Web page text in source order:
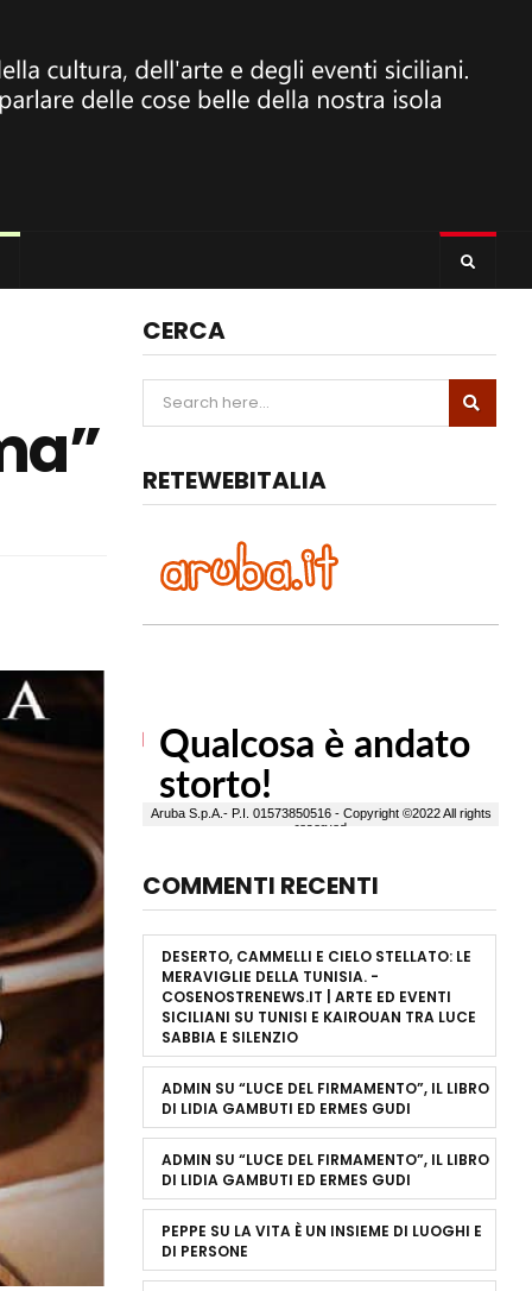
CERCA
RETEWEBITALIA
COMMENTI RECENTI
DESERTO, CAMMELLI E CIELO STELLATO: LE
MERAVIGLIE DELLA TUNISIA. -
COSENOSTRENEWS.IT | ARTE ED EVENTI
SICILIANI SU TUNISI E KAIROUAN TRA LUCE
SABBIA E SILENZIO
ADMIN SU “LUCE DEL FIRMAMENTO”, IL LIBRO
DI LIDIA GAMBUTI ED ERMES GUDI
ADMIN SU “LUCE DEL FIRMAMENTO”, IL LIBRO
DI LIDIA GAMBUTI ED ERMES GUDI
PEPPE SU LA VITA È UN INSIEME DI LUOGHI E
DI PERSONE